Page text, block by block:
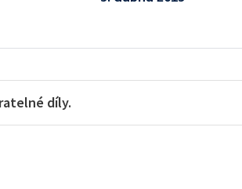
díly.